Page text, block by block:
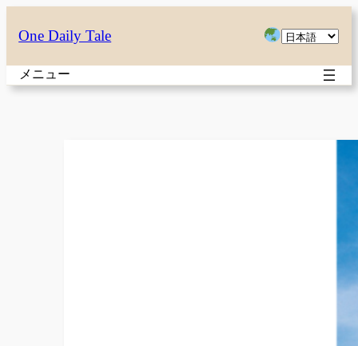
容
を
ス
One Daily Tale
言
を
メニュー